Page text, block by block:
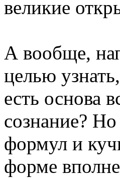
великие
А вообще,
целью
есть основа
сознание?
формул и
форме